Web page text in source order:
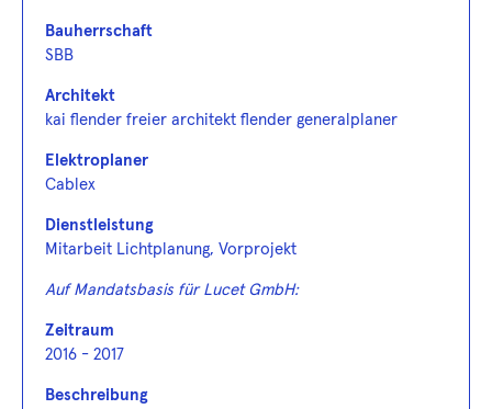
Bauherrschaft
SBB
Architekt
kai flender freier architekt flender generalplaner
Elektroplaner
Cablex
Dienstleistung
Mitarbeit Lichtplanung, Vorprojekt
Auf Mandatsbasis für Lucet GmbH:
Zeitraum
2016 - 2017
Beschreibung